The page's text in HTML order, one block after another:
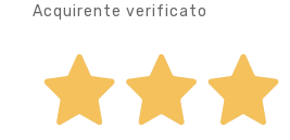
Acquirente verificato